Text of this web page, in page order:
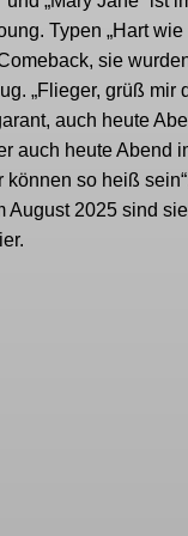
Typen „Hart
sie
„Flieger, grüß mir
auch heute
auch heute Abend
so heiß
August 2025 sind